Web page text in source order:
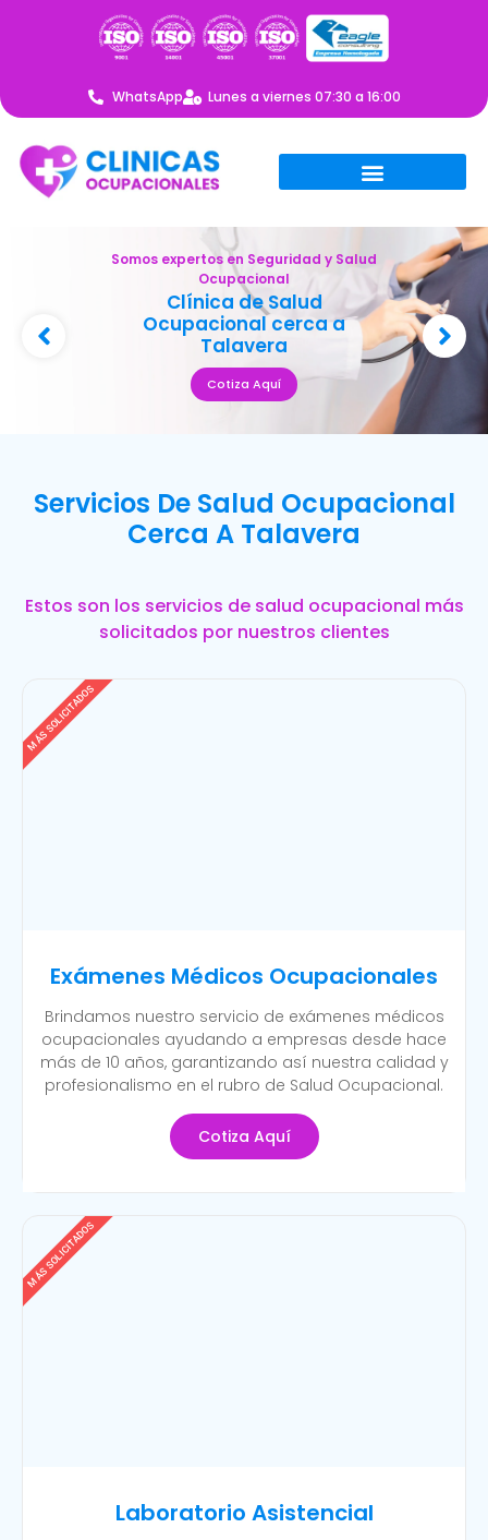
WhatsApp Lunes a viernes 07:30 a 16:00
Somos expertos en Seguridad y Salud
Ocupacional
Clínica de Salud
Ocupacional cerca a
Talavera
Cotiza Aquí
Servicios De Salud Ocupacional
Cerca A Talavera
Estos son los servicios de salud ocupacional más
solicitados por nuestros clientes
Exámenes Médicos Ocupacionales
Brindamos nuestro servicio de exámenes médicos
ocupacionales ayudando a empresas desde hace
más de 10 años, garantizando así nuestra calidad y
profesionalismo en el rubro de Salud Ocupacional.
Cotiza Aquí
MÁS SOLICITADOS
Laboratorio Asistencial
MÁS SOLICITADOS